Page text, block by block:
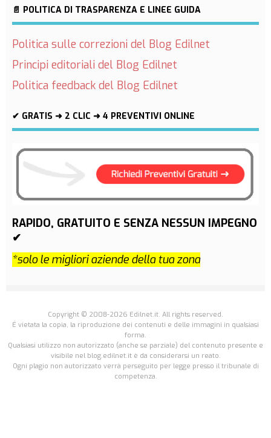
📄 POLITICA DI TRASPARENZA E LINEE GUIDA
Politica sulle correzioni del Blog Edilnet
Principi editoriali del Blog Edilnet
Politica feedback del Blog Edilnet
✔ GRATIS ➜ 2 CLIC ➜ 4 PREVENTIVI ONLINE
RAPIDO, GRATUITO E SENZA NESSUN IMPEGNO
✔
*solo le migliori aziende della tua zona
Copyright © 2008-2026 Edilnet.it. All rights reserved.
É vietata la copia, la riproduzione dei contenuti e delle immagini in qualsiasi
forma.
Qualsiasi utilizzo non autorizzato (anche se parziale) del contenuto presente e
visibile nel blog.edilnet.it è da considerarsi un reato.
Ogni plagio non autorizzato verrà perseguito per legge presso il tribunale di
competenza.